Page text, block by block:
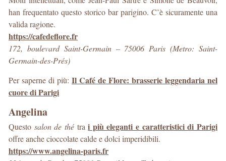
han frequentato questo storico bar parigino. C’è sicuramente una
valida ragione.
https://cafedeflore.fr
172, boulevard Saint-Germain – 75006 Paris (Metro: Saint-
Germain-des-Prés)
Per saperne di più: Il Café de Flore: brasserie leggendaria nel
cuore di Parigi
Angelina
Questo salon de thétrai più eleganti e caratteristici di Parigi
offre anche cioccolate calde e dolci imperidibili.
https://www.angelina-paris.fr